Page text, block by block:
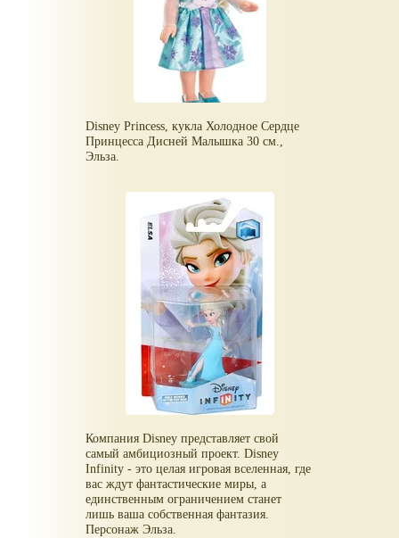
Disney Princess, кукла Холодное Сердце
Принцесса Дисней Малышка 30 см.,
Эльза.
Компания Disney представляет свой
самый амбициозный проект. Disney
Infinity - это целая игровая вселенная, где
вас ждут фантастические миры, а
единственным ограничением станет
лишь ваша собственная фантазия.
Персонаж Эльза.